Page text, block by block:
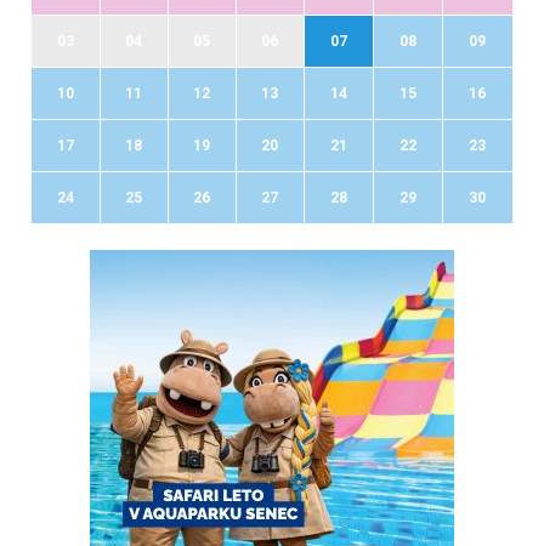
07 08 09
10 11 12 13 14 15 16
17 18 19 20 21 22 23
24 25 26 27 28 29 30